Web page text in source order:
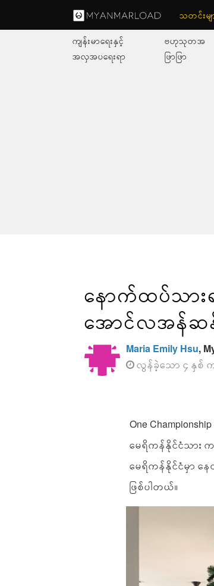
သတင်းမျ
ကျန်းမာရေးနှင့်
အလှအပရေးရာ
ဗဟုသုတအ
ဖြာဖြာ
နောက်ထပ်သား
အောင်လအန်ဆ
Maria Emily Hsu,
လွန်ခဲ့သော ၄ နှစ် က
One
မေရိကန်နိုင်ငံသား
မေရိကန်နိုင်ငံမှာ န
ဖြစ်ပါတယ်။